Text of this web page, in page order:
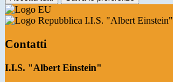
I.I.S. "Albert Einstein"
Contatti
I.I.S. "Albert Einstein"